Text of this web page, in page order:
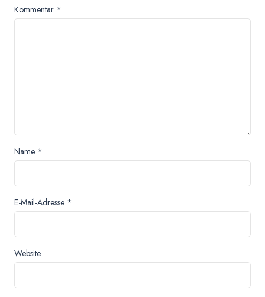
Kommentar *
Name *
E-Mail-Adresse *
Website